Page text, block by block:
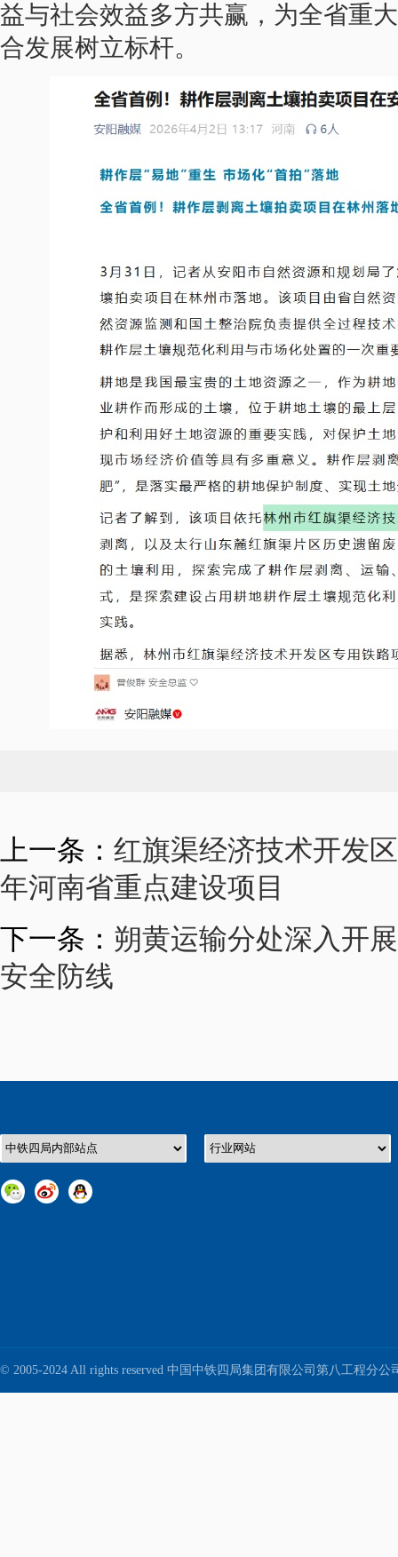
益与社会效益多方共赢，为全省重
合发展树立标杆。
上一条： 红旗渠经济技术开发
年河南省重点建设项目
下一条： 朔黄运输分处深入开
安全防线
© 2005-2024 All rights reserved 中国中铁四局集团有限公司第八工程分